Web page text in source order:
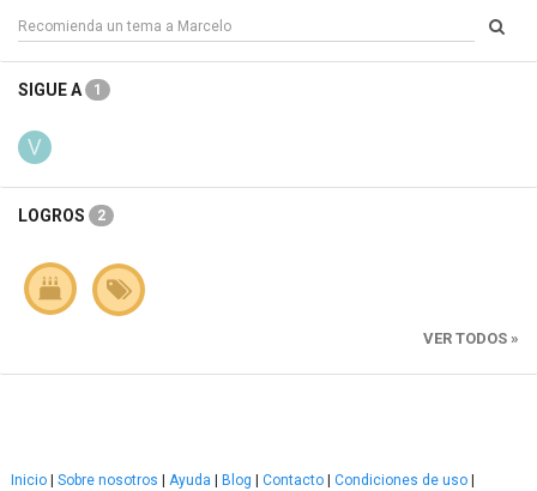
SIGUE A 1
LOGROS 2
VER TODOS »
Inicio Sobre nosotros Ayuda Blog Contacto Condiciones de uso